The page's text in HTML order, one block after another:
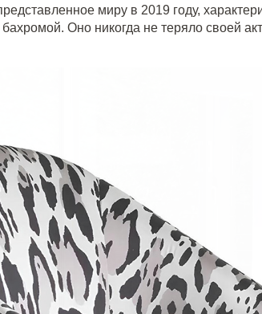
миру в 2019 году,
Оно никогда не теряло своей